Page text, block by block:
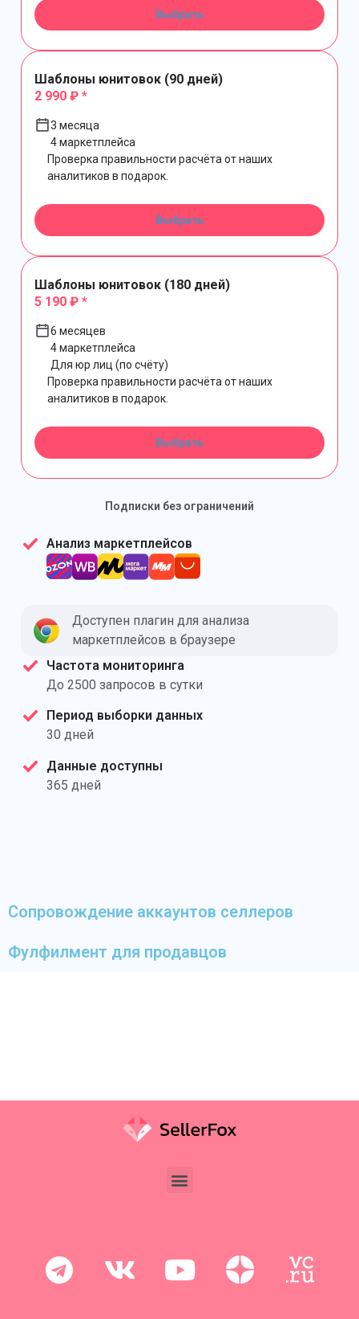
Выбрать
Шаблоны юнитовок (90 дней)
2 990 ₽ *
3 месяца
4 маркетплейса
Проверка правильности расчёта от наших
аналитиков в подарок.
Выбрать
Шаблоны юнитовок (180 дней)
5 190 ₽ *
6 месяцев
4 маркетплейса
Для юр лиц (по счёту)
Проверка правильности расчёта от наших
аналитиков в подарок.
Выбрать
Подписки без ограничений
Анализ маркетплейсов
Доступен плагин для анализа
маркетплейсов в браузере
Частота мониторинга
До 2500 запросов в сутки
Период выборки данных
30 дней
Данные доступны
365 дней
Сопровождение аккаунтов селлеров
Фулфилмент для продавцов